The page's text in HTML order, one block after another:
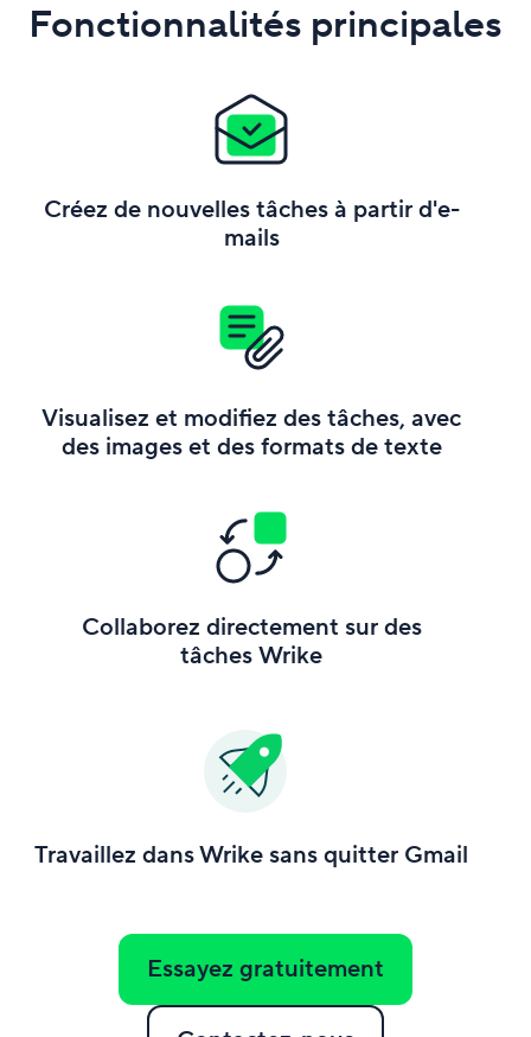
Fonctionnalités principales
Créez de nouvelles tâches à partir d'e-
mails
Visualisez et modifiez des tâches, avec
des images et des formats de texte
Collaborez directement sur des
tâches Wrike
Travaillez dans Wrike sans quitter Gmail
Essayez gratuitement